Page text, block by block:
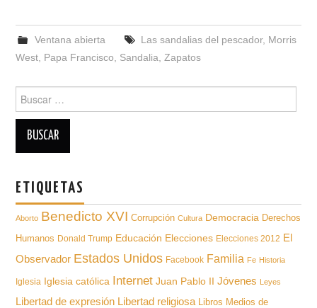
Ventana abierta Las sandalias del pescador, Morris
West Papa Francisco Sandalia Zapatos
para:
ETIQUETAS
Aborto Benedicto XVI Corrupción Cultura Democracia Derechos
Humanos Donald Trump Educación Elecciones Elecciones 2012 El
Observador Estados Unidos Facebook Familia Fe Historia
Iglesia Iglesia católica Internet Juan Pablo II Jóvenes Leyes
Libertad de expresión Libertad religiosa Libros Medios de